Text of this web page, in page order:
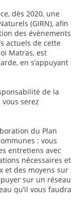
dès 2020, une
(GIRN), afin
des évènements
actuels de cette
Matras, est
en s’appuyant
de la
serez
du Plan
: vous
entretiens avec
nécessaires et
et des moyens sur
sur un réseau
qu’il vous faudra